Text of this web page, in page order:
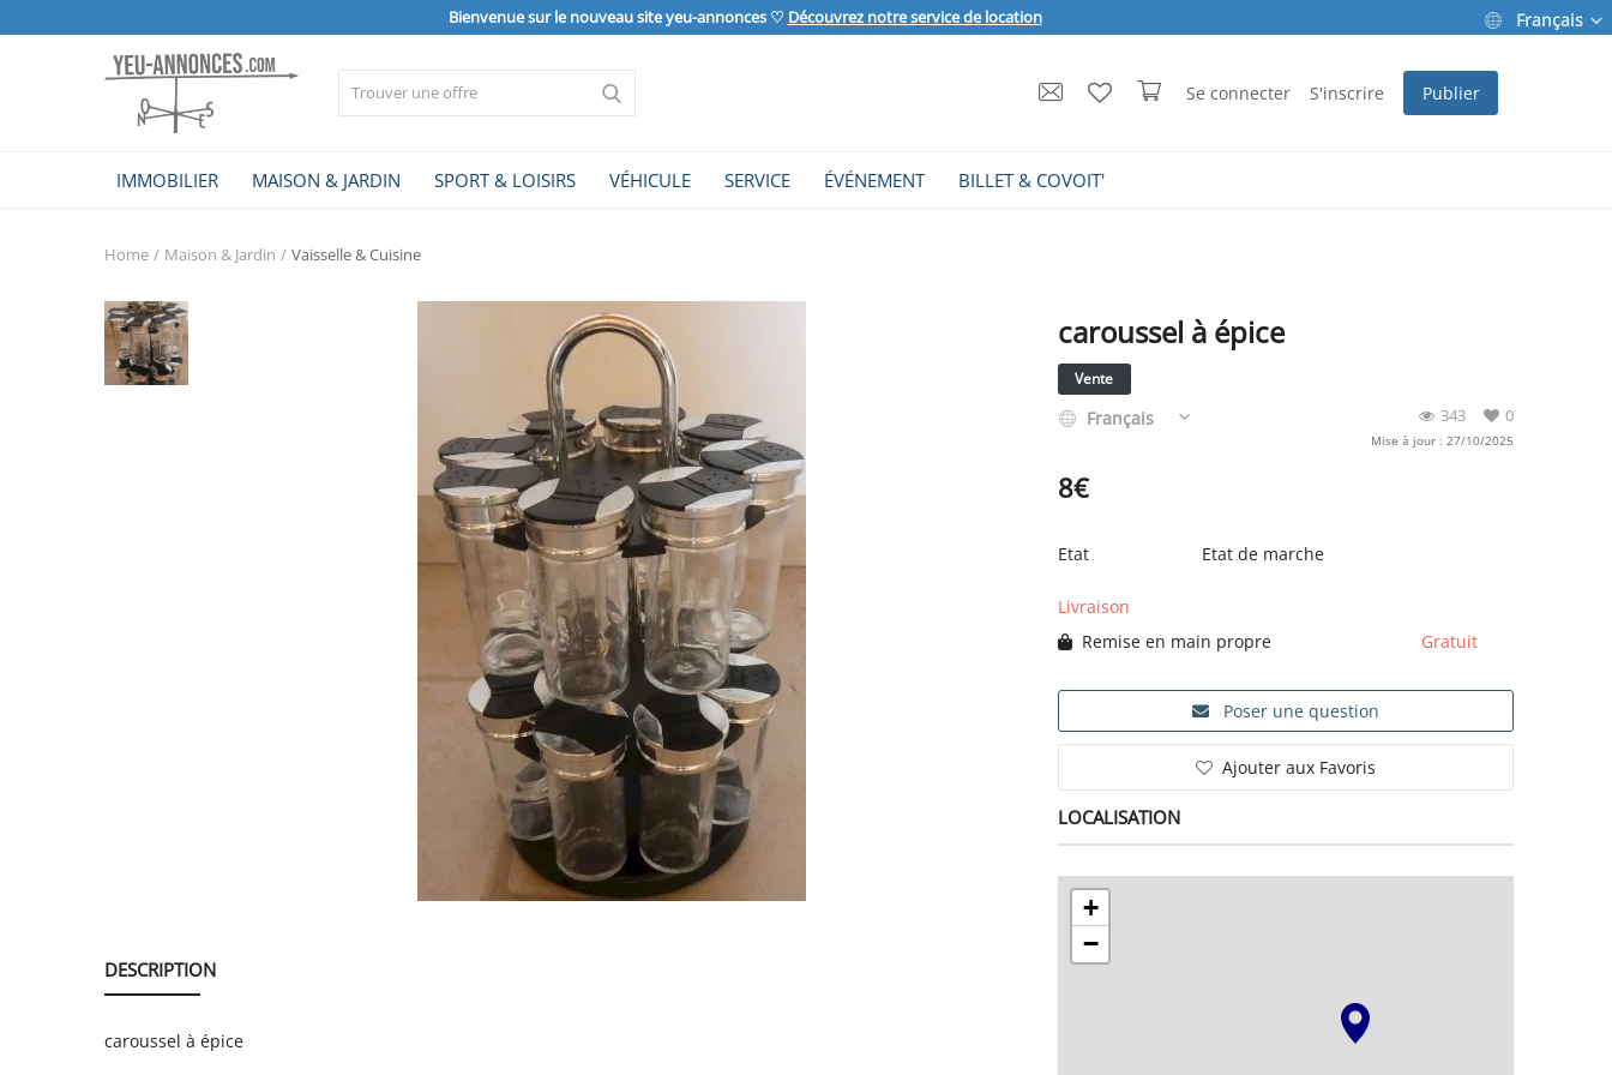
Bienvenue sur le nouveau site yeu-annonces ♡ Découvrez notre service de location Français
Se connecter S'inscrire Publier
IMMOBILIER MAISON & JARDIN SPORT & LOISIRS VÉHICULE SERVICE ÉVÉNEMENT BILLET & COVOIT'
MAISON & JARDIN
Home Maison & Jardin Vaisselle & Cuisine
DESCRIPTION
caroussel à épice
caroussel à épice
Vente
0
343
Français
Mise à jour : 27/10/2025
8€
Etat Etat de marche
Livraison
Remise en main propre
Gratuit
Poser une question
Ajouter aux Favoris
LOCALISATION
+
−